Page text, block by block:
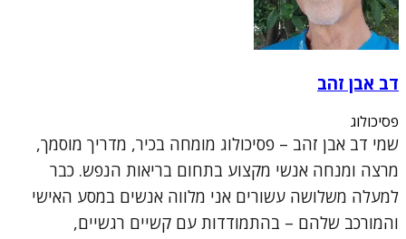
דב אבן זהב
פסיכולוג
שמי דב אבן זהב – פסיכולוג מומחה בכיר, מדריך מוסמך,
מרצה ומנחה אנשי מקצוע בתחום בריאות הנפש. כבר
למעלה משלושה עשורים אני מלווה אנשים במסע האישי
והמורכב שלהם – בהתמודדות עם קשיים רגשיים,